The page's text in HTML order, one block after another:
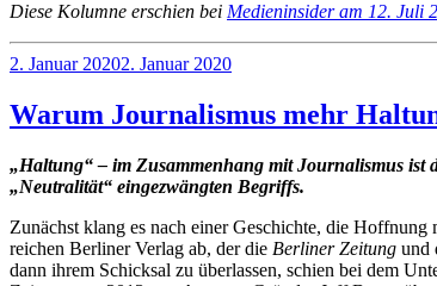
Diese Kolumne erschien bei Medieninsider am 12. Juli
Veröffentlicht
2. Januar 20202. Januar 2020
Warum Journalismus mehr
„Haltung“ – im Zusam­men­hang mit Jour­na­lis­mus ist
„Neu­tra­li­tät“ ein­ge­zwäng­ten Begriffs.
Zunächst klang es nach einer Geschichte, die
rei­chen Ber­li­ner Verlag ab, der die Ber­li­ner Zeitung und
dann ihrem Schick­sal zu über­las­sen, schien bei dem